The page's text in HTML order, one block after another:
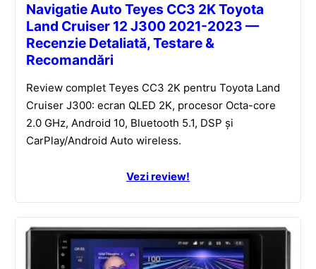
Navigatie Auto Teyes CC3 2K Toyota
Land Cruiser 12 J300 2021-2023 —
Recenzie Detaliată, Testare &
Recomandări
Review complet Teyes CC3 2K pentru Toyota Land
Cruiser J300: ecran QLED 2K, procesor Octa-core
2.0 GHz, Android 10, Bluetooth 5.1, DSP și
CarPlay/Android Auto wireless.
Vezi review!